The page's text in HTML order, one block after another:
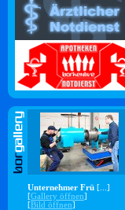
Unternehmer Frü [...]
[Gallery öffnen]
[Bild öffnen]